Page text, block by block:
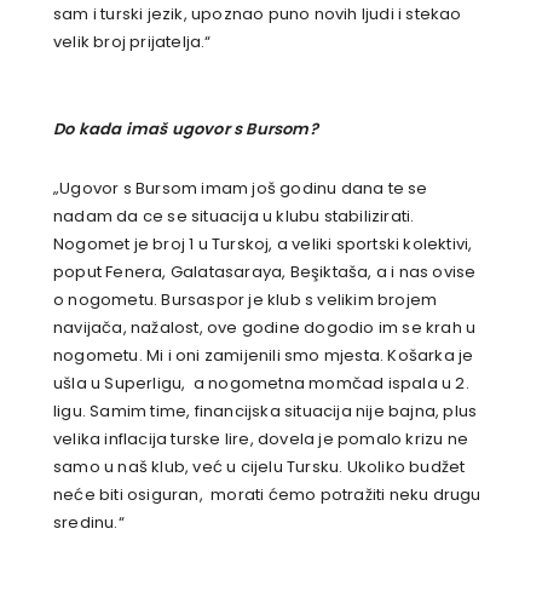
sam i turski jezik, upoznao puno novih ljudi i stekao
velik broj prijatelja.“
Do kada imaš ugovor s Bursom?
„Ugovor s Bursom imam još godinu dana te se
nadam da ce se situacija u klubu stabilizirati.
Nogomet je broj 1 u Turskoj, a veliki sportski kolektivi,
poput Fenera, Galatasaraya, Beşiktaša, a i nas ovise
o nogometu. Bursaspor je klub s velikim brojem
navijača, nažalost, ove godine dogodio im se krah u
nogometu. Mi i oni zamijenili smo mjesta. Košarka je
ušla u Superligu, a nogometna momčad ispala u 2.
ligu. Samim time, financijska situacija nije bajna, plus
velika inflacija turske lire, dovela je pomalo krizu ne
samo u naš klub, već u cijelu Tursku. Ukoliko budžet
neće biti osiguran, morati ćemo potražiti neku drugu
sredinu.“